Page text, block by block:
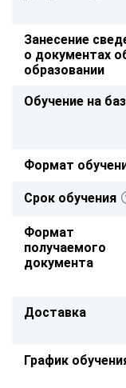
Занесение
о документах
образовании
Обучение на
Формат
Срок обучения
Формат
получаемого
документа
Доставка
График